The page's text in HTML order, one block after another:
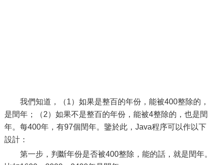
我們知道，（1）如果是整百的年份，能被400整除的，
是閏年；（2）如果不是整百的年份，能被4整除的，也是閏
年。每400年，有97個閏年。鑒於此，Java程序可以作以下
設計：
第一步，判斷年份是否被400整除，能的話，就是閏年。